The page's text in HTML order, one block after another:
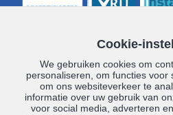
OPENINGSTIJDEN
Kantoor
ma t/m vr
Cookie-
We gebruiken cookies om
personaliseren, om functies voor
om ons websiteverkeer te
informatie over uw gebruik van
voor social media, adverteren